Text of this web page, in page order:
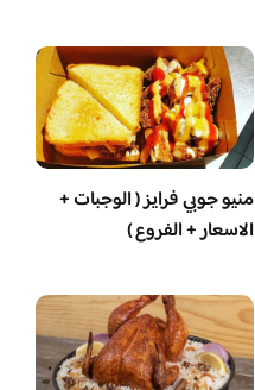
منيو جوبي فرايز ( الوجبات +
الاسعار + الفروع )